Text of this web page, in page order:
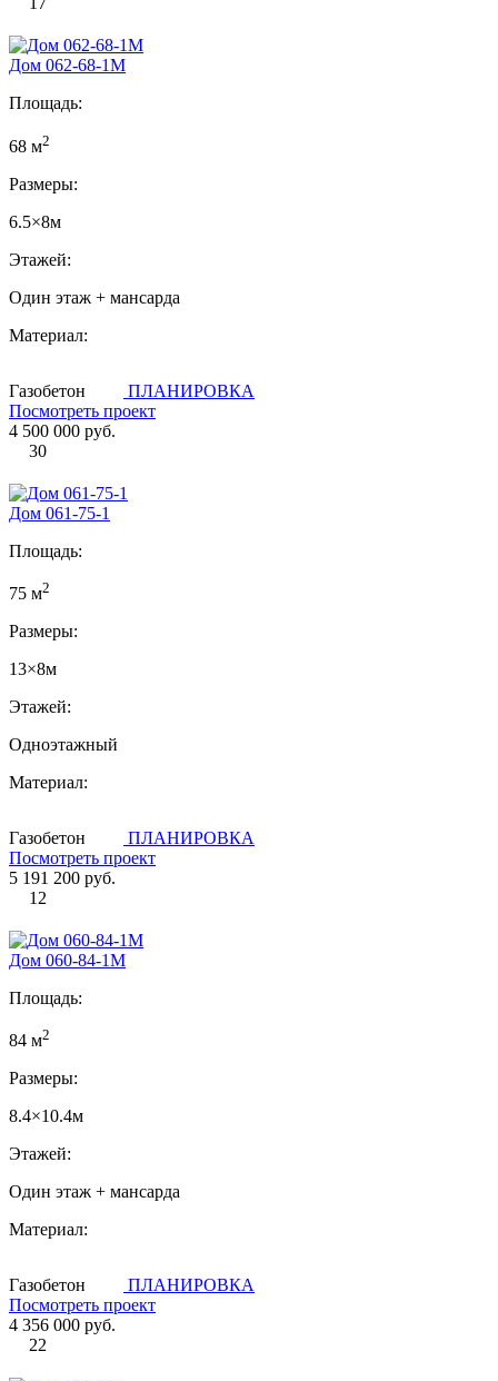
Дом 062-68-1М
Площадь:
68 м2
Размеры:
6.5×8м
Этажей:
Один этаж + мансарда
Материал:
Газобетон
ПЛАНИРОВКА
Посмотреть проект
4 500 000 руб.
30
Дом 061-75-1
Площадь:
75 м2
Размеры:
13×8м
Этажей:
Одноэтажный
Материал:
Газобетон
ПЛАНИРОВКА
Посмотреть проект
5 191 200 руб.
12
Дом 060-84-1М
Площадь:
84 м2
Размеры:
8.4×10.4м
Этажей:
Один этаж + мансарда
Материал:
Газобетон
ПЛАНИРОВКА
Посмотреть проект
4 356 000 руб.
22